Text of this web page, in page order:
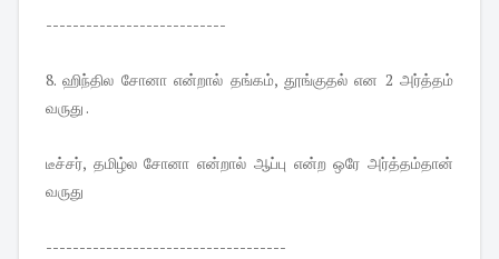
---------------------------
8. ஹிந்தில சோனா என்றால் தங்கம், தூங்குதல் என 2 அர்த்தம்
வருது .
டீச்சர், தமிழ்ல சோனா என்றால் ஆப்பு என்ற ஒரே அர்த்தம்தான்
வருது
------------------------------------